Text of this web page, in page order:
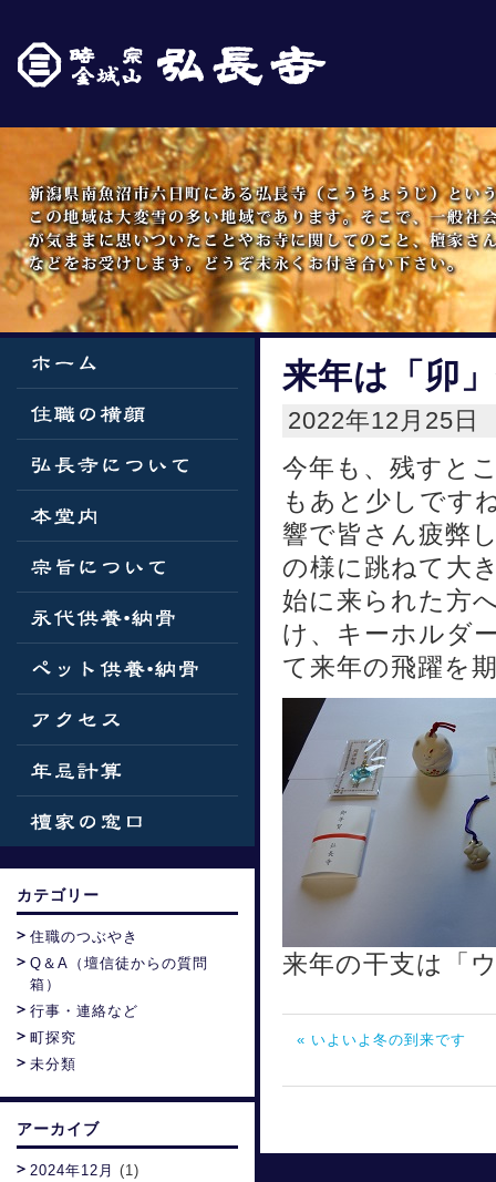
来年は「卯
2022年12月25日
今年も、残すと
もあと少しです
響で皆さん疲弊
の様に跳ねて大
始に来られた方
け、キーホルダ
て来年の飛躍を
来年の干支は「
« いよいよ冬の到来です
カテゴリー
住職のつぶやき
Q＆A（壇信徒からの質問
箱）
行事・連絡など
町探究
未分類
アーカイブ
2024年12月 (1)